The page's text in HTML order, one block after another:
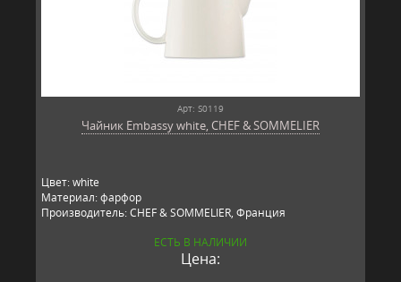
Арт: S0119
Чайник Embassy white, CHEF & SOMMELIER
Цвет: white
Материал: фарфор
Производитель: CHEF & SOMMELIER, Франция
ЕСТЬ В НАЛИЧИИ
Цена: